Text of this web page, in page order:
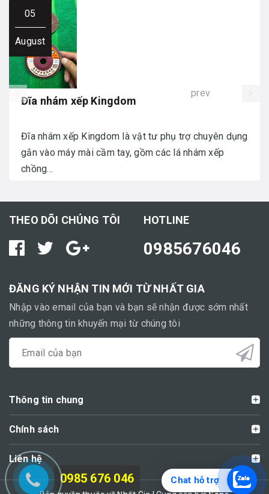
05
August
Đĩa nhám xếp Kingdom
Đĩa nhám xếp Kingdom là vật tư phụ trợ chuyên dụng
gắn vào máy mài cầm tay, gồm các lá nhám xếp
chồng...
prev
THEO DÕI CHÚNG TÔI HOTLINE
0985676046
ĐĂNG KÝ NHẬN TIN MỚI TỪ NHẤT GIA
Nhập vào email của bạn và bạn sẽ nhận được sớm nhất
những thông tin khuyến mại từ chúng tôi
Thông tin chung
Chính sách
Liên hệ
0985 676 046 Chat hỗ trợ